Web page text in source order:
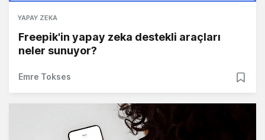
YAPAY ZEKA
Freepik'in yapay zeka destekli araçları
neler sunuyor?
Emre Tokses